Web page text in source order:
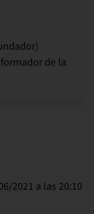
de la
2021 a las 20:10